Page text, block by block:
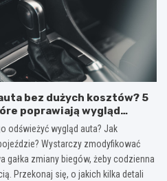
bez dużych kosztów? 5
poprawiają wygląd
biegów
odświeżyć wygląd auta? Jak
Wystarczy zmodyfikować
gałka zmiany biegów, żeby codzienna
Przekonaj się, o jakich kilka detali